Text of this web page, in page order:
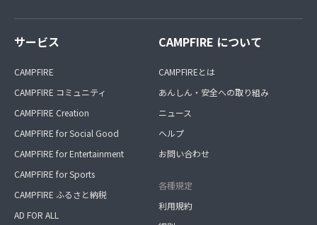
サービス
CAMPFIRE
CAMPFIRE コミュニティ
CAMPFIRE Creation
CAMPFIRE for Social Good
CAMPFIRE for Entertainment
CAMPFIRE for Sports
CAMPFIRE ふるさと納税
AD FOR ALL
CAMPFIRE について
CAMPFIREとは
あんしん・安全への取り組み
ニュース
ヘルプ
お問い合わせ
各種規定
利用規約